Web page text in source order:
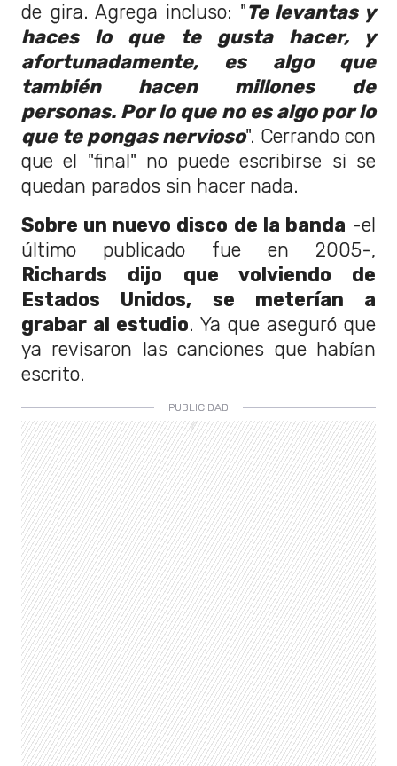
de gira. Agrega incluso: "Te levantas y
haces lo que te gusta hacer, y
afortunadamente, es algo que
también hacen millones de
personas. Por lo que no es algo por lo
que te pongas nervioso". Cerrando con
que el "final" no puede escribirse si se
quedan parados sin hacer nada.
Sobre un nuevo disco de la banda -el
último publicado fue en 2005-,
Richards dijo que volviendo de
Estados Unidos, se meterían a
grabar al estudio. Ya que aseguró que
ya revisaron las canciones que habían
escrito.